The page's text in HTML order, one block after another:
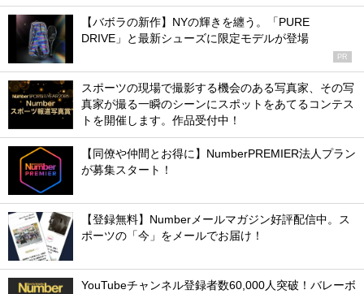
【バボラの新作】NYの輝きを纏う。「PURE
DRIVE」と最新シューズに限定モデルが登場
PR
スポーツの現場で撮影する機会のある写真家、その写
真家が撮る一瞬のシーンにスポットをあてるコンテス
トを開催します。作品受付中！
【同僚や仲間とお得に】NumberPREMIER法人プラン
が募集スタート！
【登録無料】Numberメールマガジン好評配信中。ス
ポーツの「今」をメールでお届け！
YouTubeチャンネル登録者数60,000人突破！バレーボ